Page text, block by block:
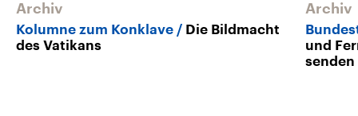
Archiv
Kolumne zum Konklave
Die Bildmacht
des Vatikans
Archiv
und
senden